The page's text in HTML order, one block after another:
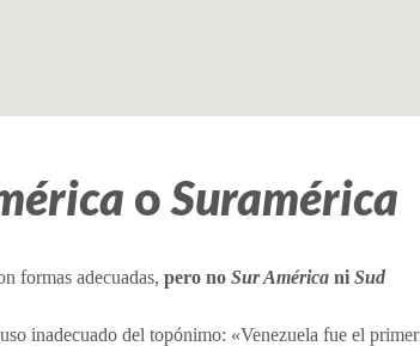
oSuramérica
formas adecuadas, pero no Sur América ni Sud
inadecuado del topónimo: «Venezuela fue el primer